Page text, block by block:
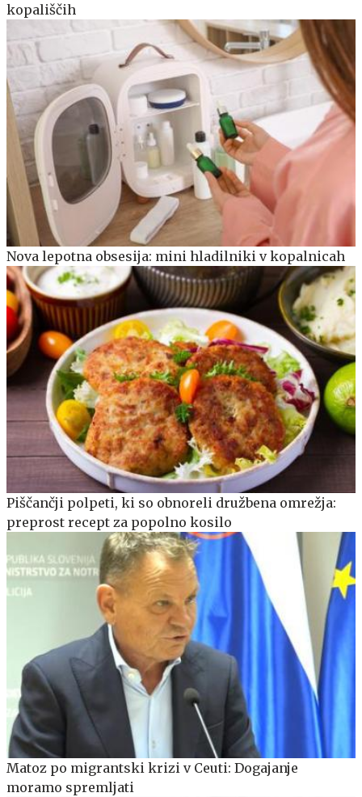
kopališčih
Nova lepotna obsesija: mini hladilniki v kopalnicah
Piščančji polpeti, ki so obnoreli družbena omrežja:
preprost recept za popolno kosilo
Matoz po migrantski krizi v Ceuti: Dogajanje
moramo spremljati